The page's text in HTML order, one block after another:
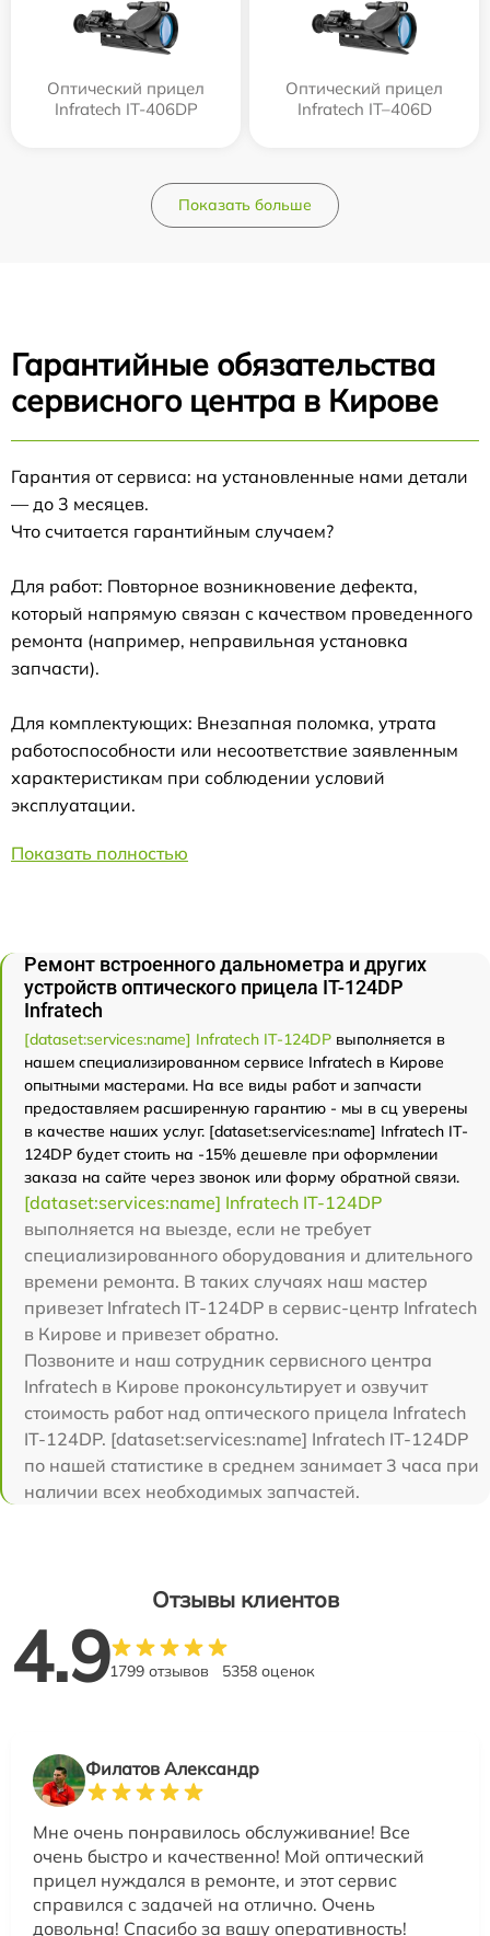
Оптический прицел
Infratech IT-406DP
Оптический прицел
Infratech IT–406D
Показать больше
Гарантийные обязательства
сервисного центра в Кирове
Гарантия от сервиса: на установленные нами детали
— до 3 месяцев.
Что считается гарантийным случаем?
Для работ: Повторное возникновение дефекта,
который напрямую связан с качеством проведенного
ремонта (например, неправильная установка
запчасти).
Для комплектующих: Внезапная поломка, утрата
работоспособности или несоответствие заявленным
характеристикам при соблюдении условий
эксплуатации.
Показать полностью
Ремонт встроенного дальнометра и других
устройств оптического прицела IT-124DP
Infratech
[dataset:services:name] Infratech IT-124DP выполняется в
нашем специализированном сервисе Infratech в Кирове
опытными мастерами. На все виды работ и запчасти
предоставляем расширенную гарантию - мы в сц уверены
в качестве наших услуг. [dataset:services:name] Infratech IT-
124DP будет стоить на -15% дешевле при оформлении
заказа на сайте через звонок или форму обратной связи.
[dataset:services:name] Infratech IT-124DP
выполняется на выезде, если не требует
специализированного оборудования и длительного
времени ремонта. В таких случаях наш мастер
привезет Infratech IT-124DP в сервис-центр Infratech
в Кирове и привезет обратно.
Позвоните и наш сотрудник сервисного центра
Infratech в Кирове проконсультирует и озвучит
стоимость работ над оптического прицела Infratech
IT-124DP. [dataset:services:name] Infratech IT-124DP
по нашей статистике в среднем занимает 3 часа при
наличии всех необходимых запчастей.
Отзывы клиентов
4.91799 отзывов 5358 оценок
Филатов Александр
Мне очень понравилось обслуживание! Все
очень быстро и качественно! Мой оптический
прицел нуждался в ремонте, и этот сервис
справился с задачей на отлично. Очень
довольна! Спасибо за вашу оперативность!